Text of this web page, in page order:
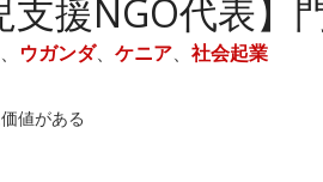
支援NGO代表】
、 ウガンダ、 ケニア、 社会起業
値がある